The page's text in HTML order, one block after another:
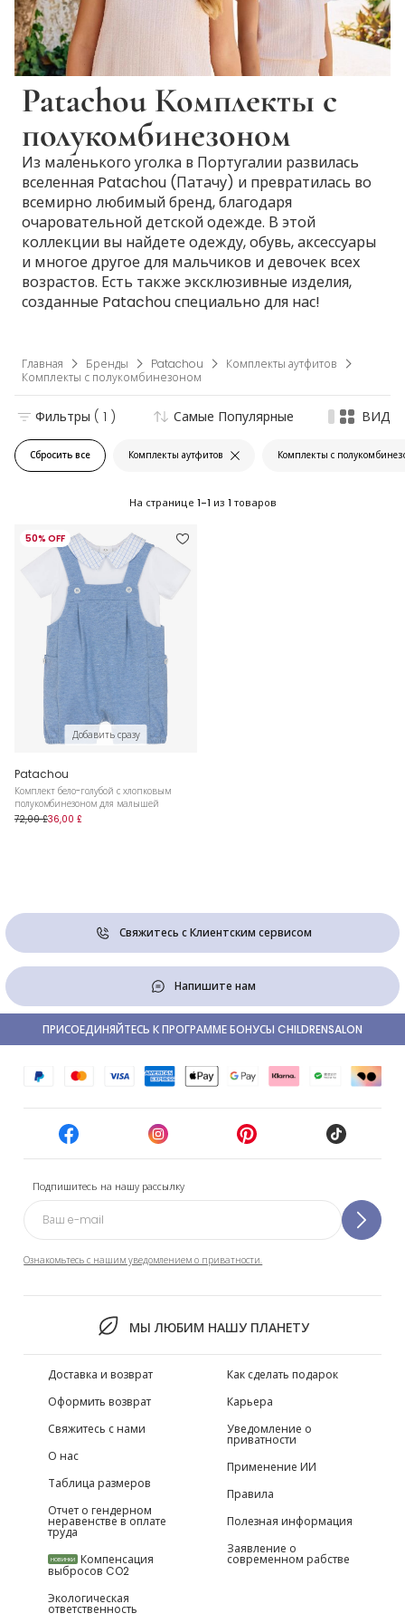
Patachou Комплекты с
полукомбинезоном
Из маленького уголка в Португалии развилась
вселенная Patachou (Патачу) и превратилась во
всемирно любимый бренд, благодаря
очаровательной детской одежде. В этой
коллекции вы найдете одежду, обувь, аксессуары
и многое другое для мальчиков и девочек всех
возрастов. Есть также эксклюзивные изделия,
созданные Patachou специально для нас!
Главная Бренды Patachou
Комплекты аутфитов
Комплекты с полукомбинезоном
Сбросить все Комплекты аутфитов Комплекты с
Фильтры ( 1 ) Самые Популярные ВИД
На странице 1-1 из 1 товаров
50% OFF
Добавить сразу
Patachou
Комплект бело-голубой с хлопковым
полукомбинезоном для малышей
72,00 £36,00 £
Свяжитесь с Клиентским сервисом
Напишите нам
Подпишитесь на нашу рассылку
Ознакомьтесь с нашим уведомлением о приватности.
МЫ ЛЮБИМ НАШУ ПЛАНЕТУ
ПРИСОЕДИНЯЙТЕСЬ К ПРОГРАММЕ БОНУСЫ CHILDRENSALON
Доставка и возврат
Оформить возврат
Свяжитесь с нами
О нас
Таблица размеров
Отчет о гендерном
неравенстве в оплате
труда
НОВИНКИ Компенсация
выбросов CO2
Экологическая
ответственность
Как сделать подарок
Карьера
Уведомление о
приватности
Применение ИИ
Правила
Полезная информация
Заявление о
современном рабстве